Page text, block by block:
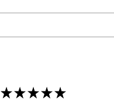
★★★★★